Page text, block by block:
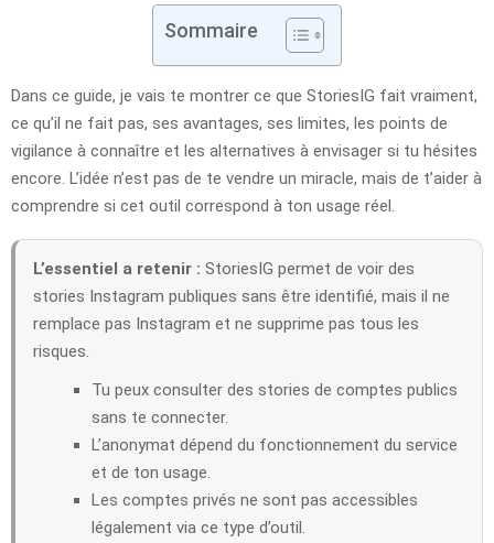
Sommaire
Dans ce guide, je vais te montrer ce que StoriesIG fait vraiment,
ce qu’il ne fait pas, ses avantages, ses limites, les points de
vigilance à connaître et les alternatives à envisager si tu hésites
encore. L’idée n’est pas de te vendre un miracle, mais de t’aider à
comprendre si cet outil correspond à ton usage réel.
L’essentiel a retenir : StoriesIG permet de voir des
stories Instagram publiques sans être identifié, mais il ne
remplace pas Instagram et ne supprime pas tous les
risques.
Tu peux consulter des stories de comptes publics
sans te connecter.
L’anonymat dépend du fonctionnement du service
et de ton usage.
Les comptes privés ne sont pas accessibles
légalement via ce type d’outil.